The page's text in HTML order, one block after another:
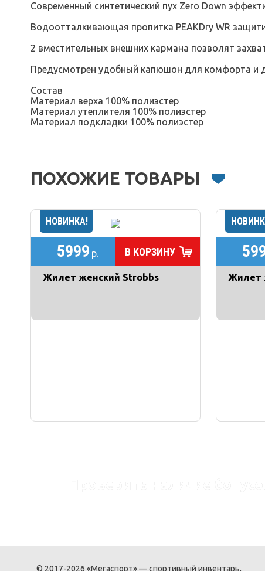
Современный синтетический пух Zero Down
Водоотталкивающая пропитка PEAKDry WR
2 вместительных внешних кармана позволят
Предусмотрен удобный капюшон для комфорта и
Состав
Материал верха 100% полиэстер
Материал утеплителя 100% полиэстер
Материал подкладки 100% полиэстер
ПОХОЖИЕ ТОВАРЫ
5999 р. В КОРЗИНУ
Жилет женский Strobbs Жилет
© 2017-2026 «Мегаспорт» — спортивный инвентарь,